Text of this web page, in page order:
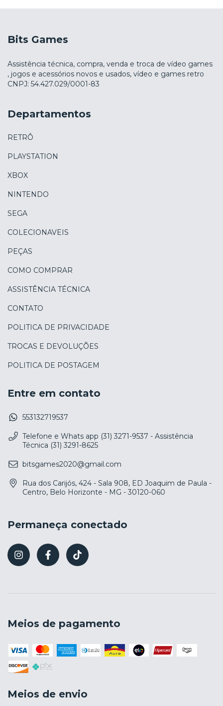
Bits Games
Assistência técnica, compra, venda e troca de vídeo games
, jogos e acessórios novos e usados, vídeo e games retro
CNPJ: 54.427.029/0001-83
Departamentos
RETRÔ
PLAYSTATION
XBOX
NINTENDO
SEGA
COLECIONAVEIS
PEÇAS
COMO COMPRAR
ASSISTÊNCIA TÉCNICA
CONTATO
POLITICA DE PRIVACIDADE
TROCAS E DEVOLUÇÕES
POLITICA DE POSTAGEM
Entre em contato
553132719537
Telefone e Whats app (31) 3271-9537 - Assistência
Técnica (31) 3291-8625
bitsgames2020@gmail.com
Rua dos Carijós, 424 - Sala 908, ED Joaquim de Paula -
Centro, Belo Horizonte - MG - 30120-060
Permaneça conectado
Meios de pagamento
Meios de envio